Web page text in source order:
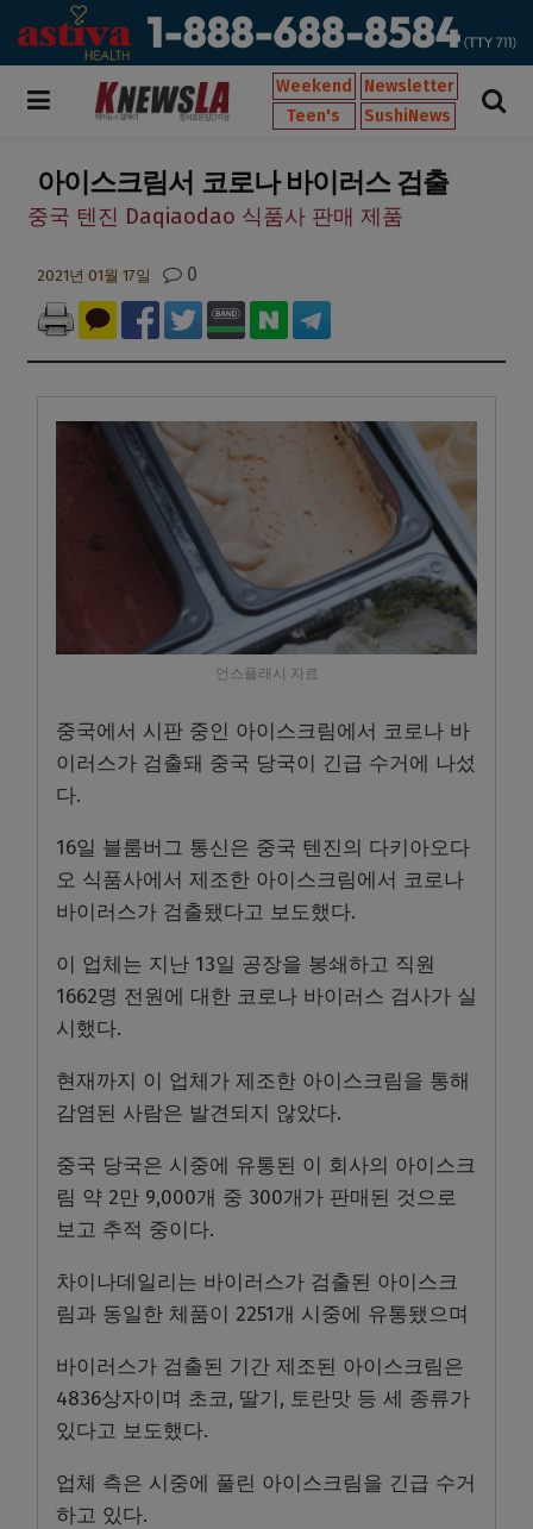
Weekend
Newsletter
Teen's
SushiNews
아이스크림서 코로나 바이러스 검출
중국 텐진 Daqiaodao 식품사 판매 제품
2021년 01월 17일 0
언스플래시 자료
중국에서 시판 중인 아이스크림에서 코로나 바
이러스가 검출돼 중국 당국이 긴급 수거에 나섰
다.
16일 블룸버그 통신은 중국 텐진의 다키아오다
오 식품사에서 제조한 아이스크림에서 코로나
바이러스가 검출됐다고 보도했다.
이 업체는 지난 13일 공장을 봉쇄하고 직원
1662명 전원에 대한 코로나 바이러스 검사가 실
시했다.
현재까지 이 업체가 제조한 아이스크림을 통해
감염된 사람은 발견되지 않았다.
중국 당국은 시중에 유통된 이 회사의 아이스크
림 약 2만 9,000개 중 300개가 판매된 것으로
보고 추적 중이다.
차이나데일리는 바이러스가 검출된 아이스크
림과 동일한 체품이 2251개 시중에 유통됐으며
바이러스가 검출된 기간 제조된 아이스크림은
4836상자이며 초코, 딸기, 토란맛 등 세 종류가
있다고 보도했다.
업체 측은 시중에 풀린 아이스크림을 긴급 수거
하고 있다.